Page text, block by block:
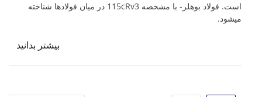
است. فولاد بوهلر- با مشخصه 115cRv3 در میان فولادها شناخته
میشود.
بیشتر بدانید